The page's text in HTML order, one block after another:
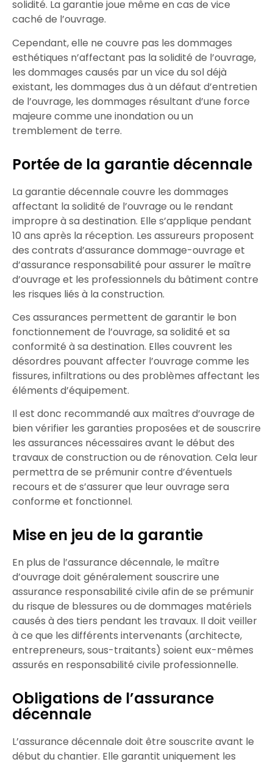
solidité. Lagarantie joue même en cas de vice
caché de l’ouvrage.
Cependant, elle ne couvre pas les dommages
esthétiques n’affectant pas lasolidité de l’ouvrage,
les dommages causés par unvice du soldéjà
existant, les dommages dus à undéfaut d’entretien
de l’ouvrage, les dommages résultant d’une force
majeure comme une inondationou un
tremblement de terre.
Portée de la garantie décennale
Lagarantie décennale couvre les dommages
affectant lasolidité de l’ouvrage ou le rendant
impropre à sa destination. Elle s’applique pendant
10 ans après la réception. Les assureurs proposent
des contrats d’assurance dommage-ouvrage et
d’assurance responsabilité pourassurer le maître
d’ouvrage et les professionnels du bâtiment contre
les risques liés à laconstruction.
Ces assurances permettent de garantir le bon
fonctionnement de l’ouvrage, sasolidité et sa
conformité à sadestination. Elles couvrent les
désordres pouvant affecter l’ouvrage comme les
fissures,infiltrations ou des problèmes affectant les
éléments d’équipement.
Il est donc recommandé aux maîtres d’ouvrage de
bienvérifier les garanties proposées et de souscrire
les assurances nécessaires avant le début des
travauxde constructionou de rénovation. Cela leur
permettra de se prémunircontre d’éventuels
recours et de s’assurerque leur ouvrage sera
conforme et fonctionnel.
Mise en jeu de la garantie
En plus de l’assurance décennale, le maître
d’ouvrage doit généralement souscrire une
assurance responsabilité civile afin de se prémunir
du risque de blessures ou de dommages matériels
causés à des tiers pendant les travaux. Il doit veiller
à ce que les différents intervenants (architecte,
entrepreneurs,sous-traitants) soient eux-mêmes
assurés en responsabilité civile professionnelle.
Obligations de l’assurance
décennale
L’assurance décennale doit être souscrite avant le
début du chantier. Elle garantit uniquement les